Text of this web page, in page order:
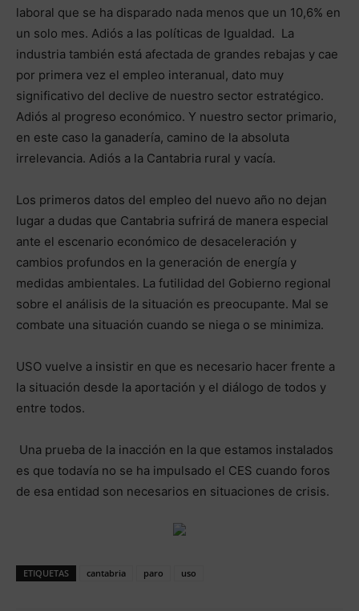
laboral que se ha disparado nada menos que un 10,6% en
un solo mes. Adiós a las políticas de Igualdad. La
industria también está afectada de grandes rebajas y cae
por primera vez el empleo interanual, dato muy
significativo del declive de nuestro sector estratégico.
Adiós al progreso económico. Y nuestro sector primario,
en este caso la ganadería, camino de la absoluta
irrelevancia. Adiós a la Cantabria rural y vacía.
Los primeros datos del empleo del nuevo año no dejan
lugar a dudas que Cantabria sufrirá de manera especial
ante el escenario económico de desaceleración y
cambios profundos en la generación de energía y
medidas ambientales. La futilidad del Gobierno regional
sobre el análisis de la situación es preocupante. Mal se
combate una situación cuando se niega o se minimiza.
USO vuelve a insistir en que es necesario hacer frente a
la situación desde la aportación y el diálogo de todos y
entre todos.
Una prueba de la inacción en la que estamos instalados
es que todavía no se ha impulsado el CES cuando foros
de esa entidad son necesarios en situaciones de crisis.
ETIQUETAS cantabria paro uso